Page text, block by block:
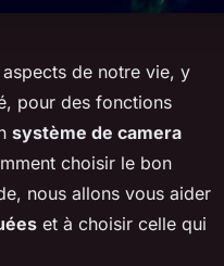
aspects de notre vie, y
pour des fonctions
système de camera
choisir le bon
nous allons vous aider
et à choisir celle qui